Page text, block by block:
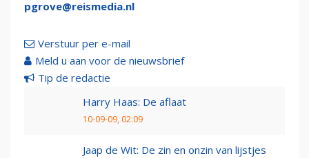
pgrove@reismedia.nl
Verstuur per e-mail
Meld u aan voor de nieuwsbrief
Tip de redactie
Harry Haas: De aflaat
10-09-09, 02:09
Jaap de Wit: De zin en onzin van lijstjes